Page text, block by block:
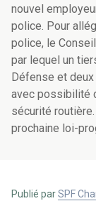
nouvel
police. Pour
police, le
par lequel un
Défense et
avec possibilité
sécurité
prochaine loi-
Publié parSPF